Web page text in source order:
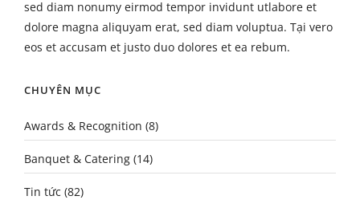
sed diam nonumy eirmod tempor invidunt utlabore et
dolore magna aliquyam erat, sed diam voluptua. Tại vero
eos et accusam et justo duo dolores et ea rebum.
CHUYÊN MỤC
Awards & Recognition (8)
Banquet & Catering (14)
Tin tức (82)